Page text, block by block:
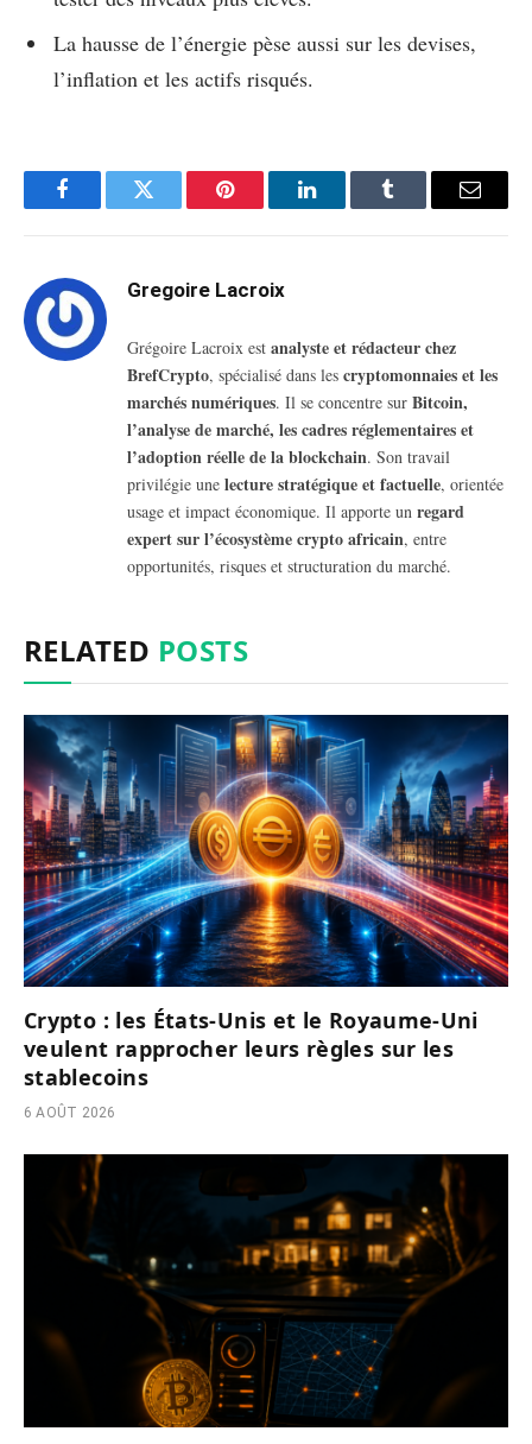
La hausse de l’énergie pèse aussi sur les devises,
l’inflation et les actifs risqués.
FacebookTwitter Pinterest LinkedInTumblr Email
Gregoire Lacroix
Grégoire Lacroix est analyste et rédacteur chez
BrefCrypto, spécialisé dans les cryptomonnaies et les
marchés numériques. Il se concentre sur Bitcoin,
l’analyse de marché, les cadres réglementaires et
l’adoption réelle de la blockchain. Son travail
privilégie une lecture stratégique et factuelle, orientée
usage et impact économique. Il apporte un regard
expert sur l’écosystème crypto africain, entre
opportunités, risques et structuration du marché.
RELATED POSTS
Crypto : les États-Unis et le Royaume-Uni
veulent rapprocher leurs règles sur les
stablecoins
6 AOÛT 2026